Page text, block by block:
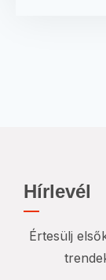
Hírlevél
Értesülj